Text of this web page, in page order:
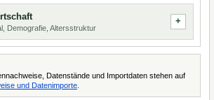
Demografie, Altersstruktur
Datenstände und Importdaten stehen auf
und Datenimporte